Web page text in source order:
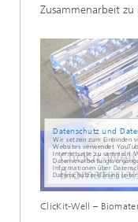
Zusammenarbeit
Datenschutz und
Wir setzen zum Einbinden
Websites verwendet
Internetseite zu sammeln.
Informationen über
Datenschutzerklärung
ClicKit-Well –